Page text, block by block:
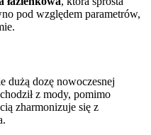
pod względem parametrów,
dużą dozę nowoczesnej
z mody, pomimo
zharmonizuje się z